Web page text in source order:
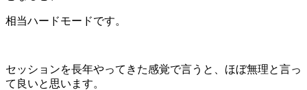
相当ハードモードです。
セッションを長年やってきた感覚で言うと、ほぼ無理と言っ
て良いと思います。